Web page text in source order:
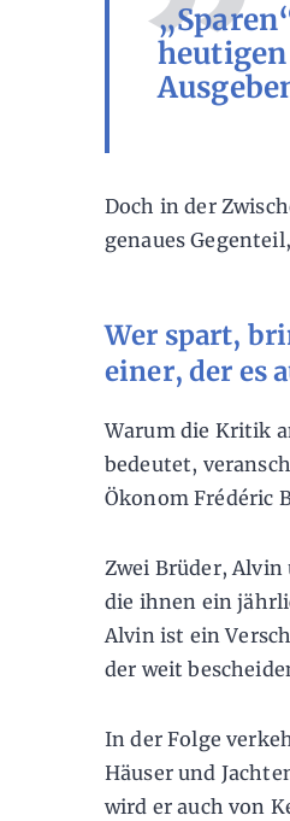
Doch in der
genaues
Wer spart,
einer, der es
Warum die Kritik
bedeutet,
Ökonom Frédéric
Zwei Brüder, Alvin
die ihnen ein
Alvin ist ein
der weit
In der Folge
Häuser und
wird er auch von